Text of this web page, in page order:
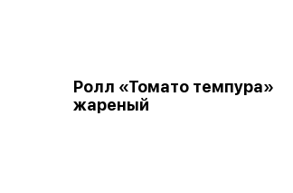
Ролл «Томато темпура»
жареный